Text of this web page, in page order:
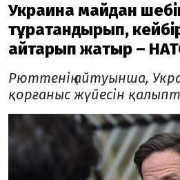
Украина майдан
тұрақтандырып,
қайтарып жатыр –
Рюттенің айтуынша,
қорғаныс жүйесін